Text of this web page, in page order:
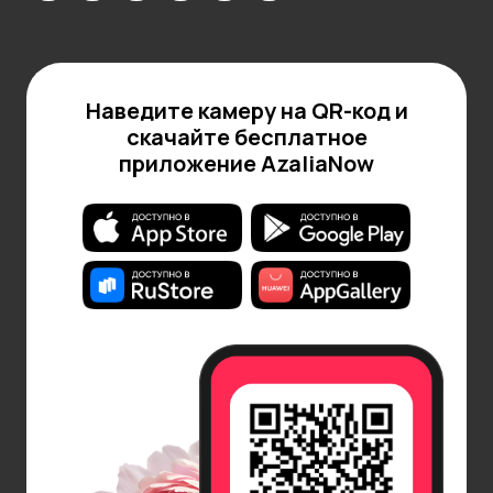
улучшит всасывание влаги. Обрезку лучше
проводить под струей воды, чтобы воздух не
попал внутрь стебля и не закупорил сосуды.
Температура также играет значительную роль.
место вдали от прямых солнечных лучей,
сквозняков и отопительных приборов.
Оптимальная температура для большинства
цветов — около 18-20 градусов Цельсия. Если в
Еще один секрет долголетия срезанных цветов —
правильный выбор соседей. Не все цветы
уживаются друг с другом. Например, розы плохо
переносят соседство с гвоздиками, а нарциссы
Наведите камеру на QR-код и
скачайте бесплатное
приложение AzaliaNow